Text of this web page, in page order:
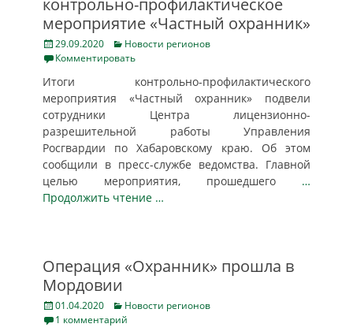
контрольно-профилактическое
мероприятие «Частный охранник»
Posted
on
29.09.2020 Categories
Новости регионов
Комментировать
Итоги контрольно-профилактического
мероприятия «Частный охранник» подвели
сотрудники Центра лицензионно-
разрешительной работы Управления
Росгвардии по Хабаровскому краю. Об этом
сообщили в пресс-службе ведомства. Главной
целью мероприятия, прошедшего …
Продолжить чтение …
Операция «Охранник» прошла в
Мордовии
Posted
on
01.04.2020 Categories
Новости регионов
1 комментарий